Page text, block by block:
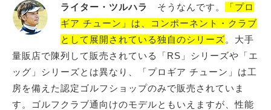
ライター・ツルハラ そうなんです。
「プロ
ギア チューン」は、コンポーネント・クラブ
として展開されている独自のシリーズ。大手
量販店で陳列して販売されている「RS」シリーズや「エ
ッグ」シリーズとは異なり、「プロギア チューン」は工
房を備えた認定ゴルフショップのみで販売されていま
す。ゴルフクラブ通向けのモデルともいえますが、性能